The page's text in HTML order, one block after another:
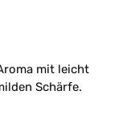
mit leicht
Schärfe.